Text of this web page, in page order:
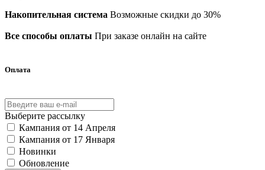
Накопительная система Возможные скидки до 30%
Все способы оплаты При заказе онлайн на сайте
Оплата
Выберите рассылку
Кампания от 14 Апреля
Кампания от 17 Января
Новинки
Обновление